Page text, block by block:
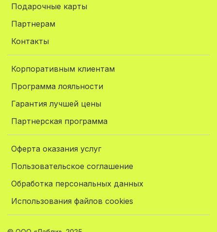
Подарочные карты
Партнерам
Контакты
Корпоративным клиентам
Программа лояльности
Гарантия лучшей цены
Партнерская программа
Оферта оказания услуг
Пользовательское соглашение
Обработка персональных данных
Использования файлов cookies